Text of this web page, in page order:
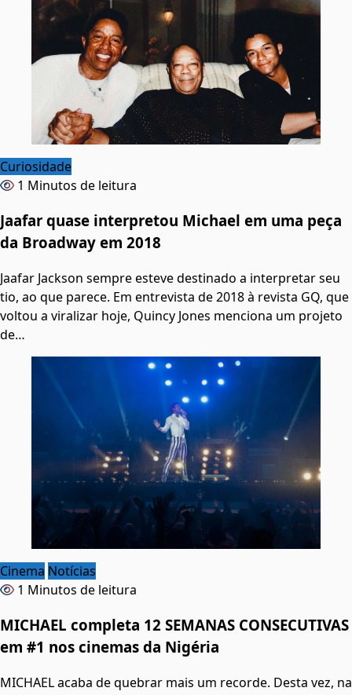
Curiosidade
1 Minutos de leitura
Jaafar quase interpretou Michael em uma peça
da Broadway em 2018
Jaafar Jackson sempre esteve destinado a interpretar seu
tio, ao que parece. Em entrevista de 2018 à revista GQ, que
voltou a viralizar hoje, Quincy Jones menciona um projeto
de…
Cinema Notícias
1 Minutos de leitura
MICHAEL completa 12 SEMANAS CONSECUTIVAS
em #1 nos cinemas da Nigéria
MICHAEL acaba de quebrar mais um recorde. Desta vez, na